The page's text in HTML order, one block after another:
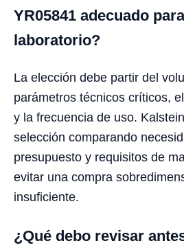
YR05841 adecuado
laboratorio?
La elección debe partir del
parámetros técnicos críticos,
y la frecuencia de uso.
selección comparando
presupuesto y requisitos de
evitar una compra
insuficiente.
¿Qué debo revisar